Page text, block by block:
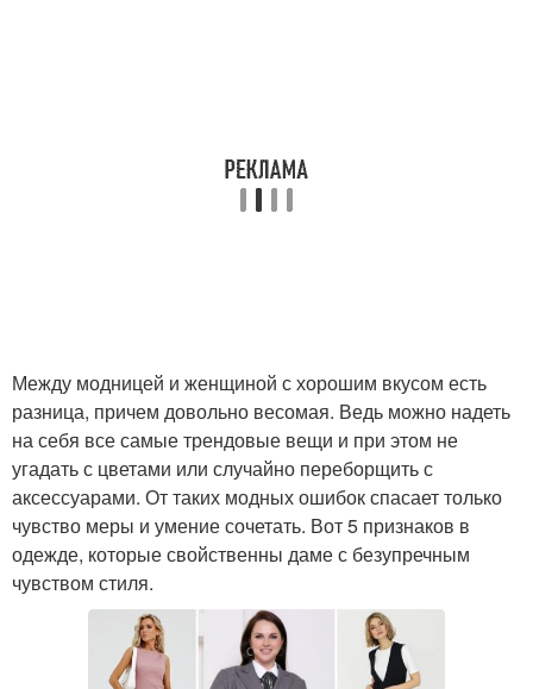
Между модницей и женщиной с хорошим вкусом есть
разница, причем довольно весомая. Ведь можно надеть
на себя все самые трендовые вещи и при этом не
угадать с цветами или случайно переборщить с
аксессуарами. От таких модных ошибок спасает только
чувство меры и умение сочетать. Вот 5 признаков в
одежде, которые свойственны даме с безупречным
чувством стиля.